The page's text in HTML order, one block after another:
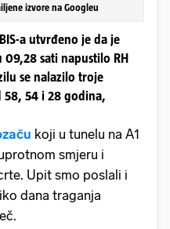
izvore na Googleu
a utvrđeno je da je
sati napustilo RH
se nalazilo troje
54 i 28 godina,
koji u tunelu na A1
smjeru i
Upit smo poslali i
dana traganja